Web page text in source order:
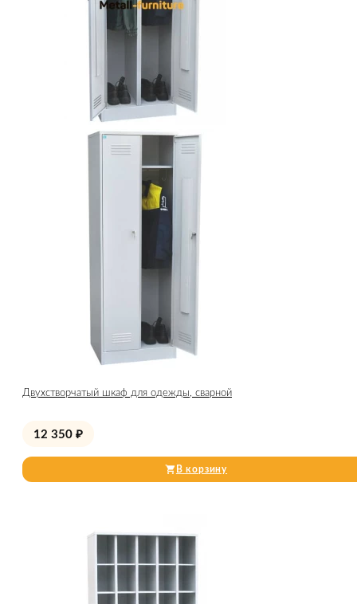
Двухстворчатый шкаф для одежды, сварной
12 350 ₽
В корзину